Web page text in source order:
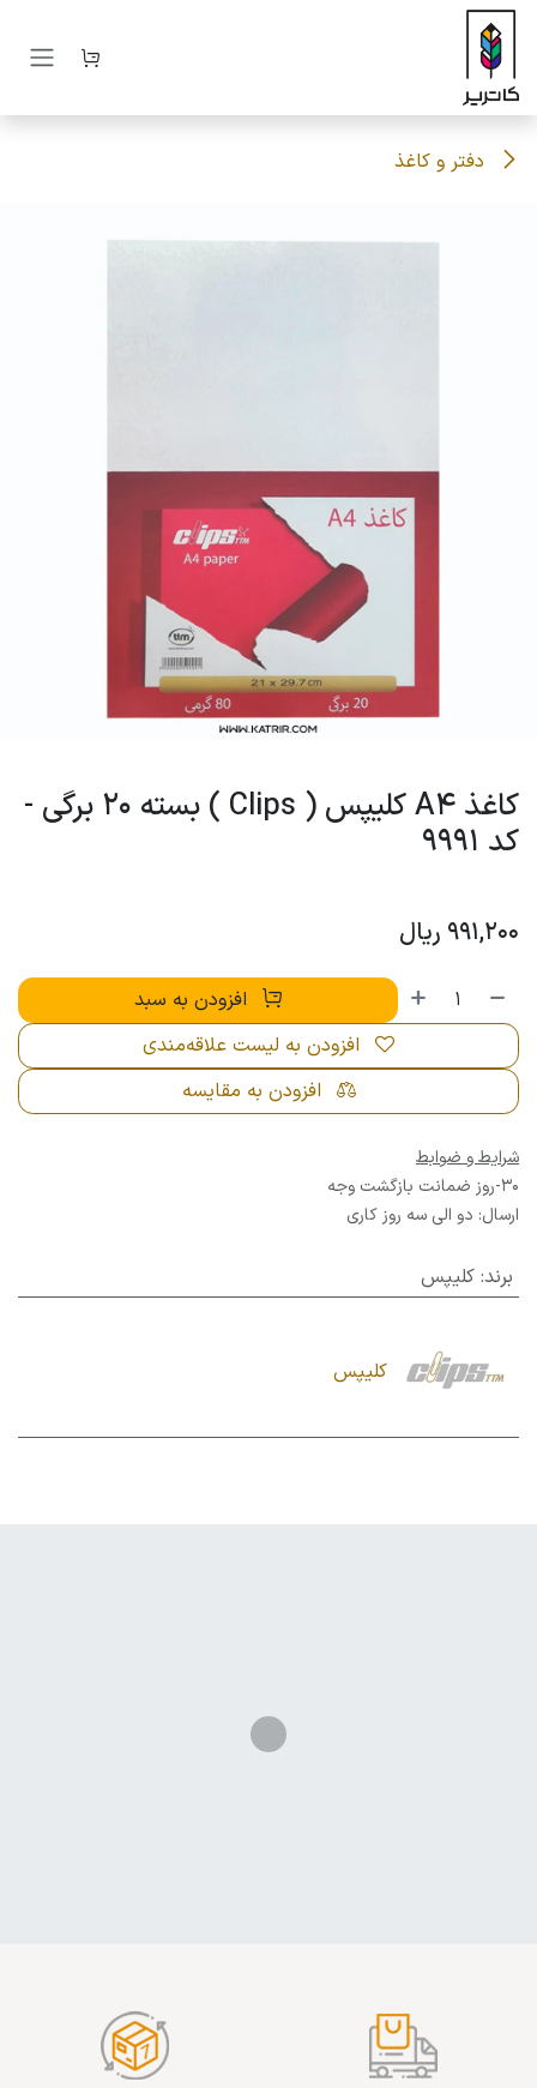
صرف نظر و مشاهده محتوا
دفتر و کاغذ
کاغذ A4 کلیپس ( Clips ) بسته 20 برگی -
کد 9991
991,200 ریال
افزودن به سبد
افزودن به مقایسه
افزودن به لیست علاقه‌مندی
شرایط و ضوابط
30-روز ضمانت بازگشت وجه
ارسال: دو الی سه روز کاری
برند: کلیپس
کلیپس